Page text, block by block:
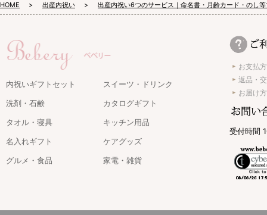
HOME 出産内祝い 出産内祝い6つのサービス｜命名書・月齢カード・のし
内祝いギフトセット
スイーツ・ドリンク
洗剤・石鹸
カタログギフト
タオル・寝具
キッチン用品
名入れギフト
ケアグッズ
グルメ・食品
家電・雑貨
お支払
返品・
お届け
受付時間